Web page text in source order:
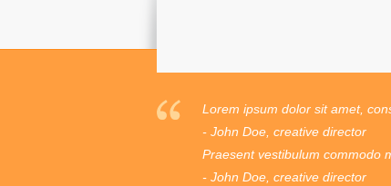
Lorem ipsum dolor sit amet,
- John Doe, creative director
Praesent vestibulum commodo
- John Doe, creative director